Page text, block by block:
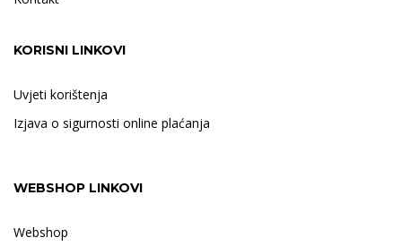
KORISNI LINKOVI
Uvjeti korištenja
Izjava o sigurnosti online plaćanja
WEBSHOP LINKOVI
Webshop